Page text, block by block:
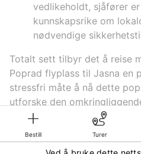
Bestill Turer
vedlikeholdt, sjåfører
kunnskapsrike om
nødvendige
Totalt sett tilbyr det å reise
Poprad flyplass til Jasna en
stressfri måte å nå dette
utforske den
og attraksjonene.